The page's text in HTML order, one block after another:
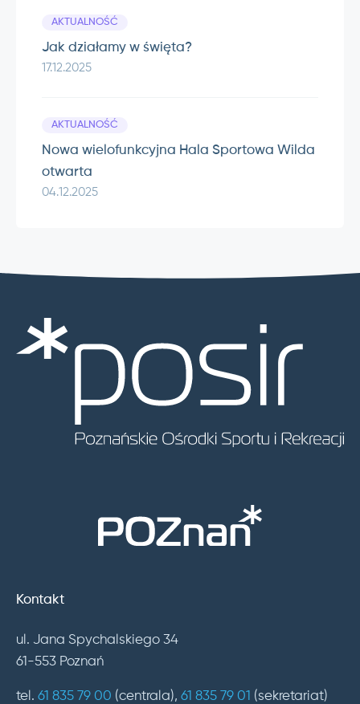
Jak działamy w święta?
17.12.2025
AKTUALNOŚĆ
Nowa wielofunkcyjna Hala Sportowa Wilda
otwarta
04.12.2025
AKTUALNOŚĆ
Kontakt
ul. Jana Spychalskiego 34
61-553 Poznań
tel. 61 835 79 00 (centrala), 61 835 79 01 (sekretariat)